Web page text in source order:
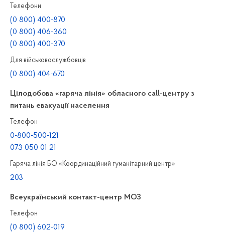
Телефони
(0 800) 400-870
(0 800) 406-360
(0 800) 400-370
Для військовослужбовців
(0 800) 404-670
Цілодобова «гаряча лінія» обласного call-центру з
питань евакуації населення
Телефон
0-800-500-121
073 050 01 21
Гаряча лінія БО «Координаційний гуманітарний центр»
203
Всеукраїнський контакт-центр МОЗ
Телефон
(0 800) 602-019